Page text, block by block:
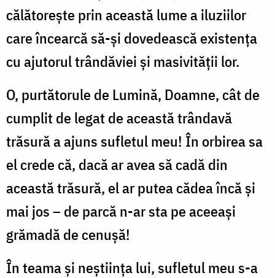
/
Foto:
Trandafir
călătoreşte prin această lume a iluziilor
care încearcă să-şi dovedească existenţa
cu ajutorul trândăviei şi masivităţii lor.
O, purtătorule de Lumină, Doamne, cât de
cumplit de legat de această trândavă
trăsură a ajuns sufletul meu! În orbirea sa
el crede că, dacă ar avea să cadă din
această trăsură, el ar putea cădea încă şi
mai jos – de parcă n-ar sta pe aceeaşi
grămadă de cenuşă!
În teama şi neştiinţa lui, sufletul meu s-a